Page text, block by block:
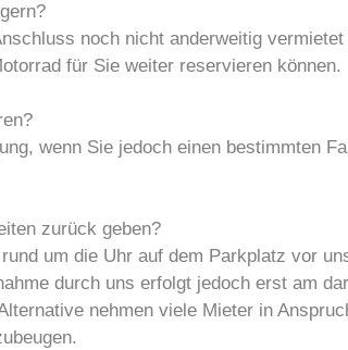
noch nicht anderweitig
für Sie weiter reservieren können.
wenn Sie jedoch einen bestimmten
zurück geben?
um die Uhr auf dem Parkplatz vor
durch uns erfolgt jedoch erst am
nehmen viele Mieter in